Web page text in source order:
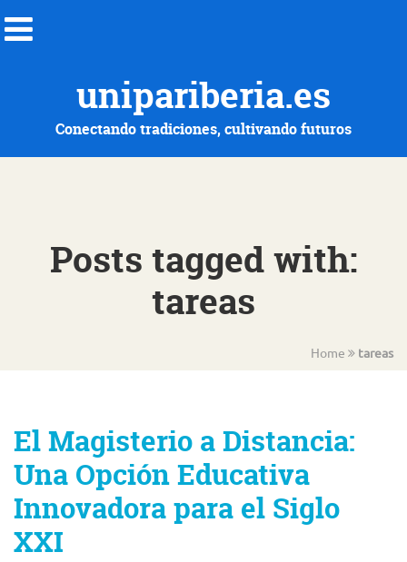
unipariberia.es
Conectando tradiciones, cultivando futuros
Posts tagged with:
tareas
Home tareas
El Magisterio a Distancia:
Una Opción Educativa
Innovadora para el Siglo
XXI